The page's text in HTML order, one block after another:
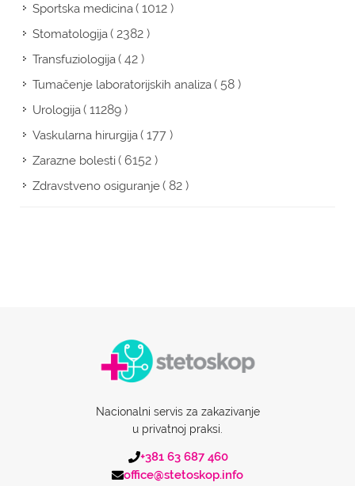
Sportska medicina( 1012 )
Stomatologija( 2382 )
Transfuziologija( 42 )
Tumačenje laboratorijskih analiza( 58 )
Urologija( 11289 )
Vaskularna hirurgija( 177 )
Zarazne bolesti( 6152 )
Zdravstveno osiguranje( 82 )
Nacionalni servis za zakazivanje
u privatnoj praksi.
+381 63 687 460
office@stetoskop.info